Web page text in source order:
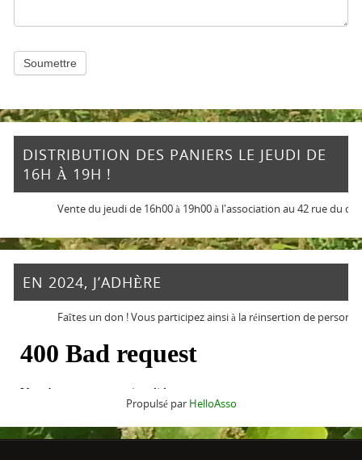
Soumettre
DISTRIBUTION DES PANIERS LE JEUDI DE
16H À 19H !
Vente du jeudi de 16h00 à 19h00 à l'association au 42 rue du
EN 2024, J’ADHÈRE
Faîtes un don ! Vous participez ainsi à la réinsertion de
Propulsé par HelloAsso